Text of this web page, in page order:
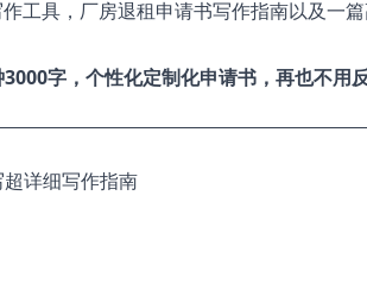
工具，厂房退租申请书写作指南以及一
字，个性化定制化申请书，再也不用
详细写作指南